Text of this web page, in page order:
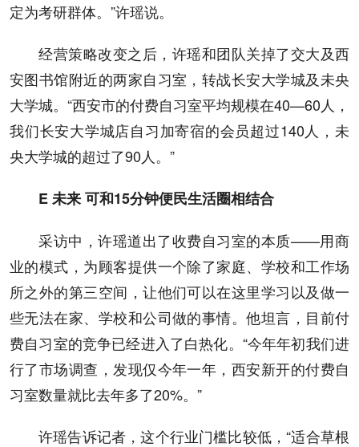
定为考研群体。”许瑶说。
经营策略改变之后，许瑶和团队关掉了交大及西
安图书馆附近的两家自习室，转战长安大学城及未央
大学城。“西安市的付费自习室平均规模在40—60人，
我们长安大学城店自习加寄宿的会员超过140人，未
央大学城的超过了90人。”
E 未来 可和15分钟便民生活圈相结合
采访中，许瑶道出了收费自习室的本质——用商
业的模式，为顾客提供一个除了家庭、学校和工作场
所之外的第三空间，让他们可以在这里学习以及做一
些无法在家、学校和公司做的事情。他坦言，目前付
费自习室的竞争已经进入了白热化。“今年年初我们进
行了市场调查，发现仅今年一年，西安新开的付费自
习室数量就比去年多了20%。”
许瑶告诉记者，这个行业门槛比较低，“适合草根